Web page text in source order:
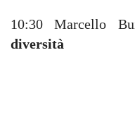
10:30 Marcello
diversità